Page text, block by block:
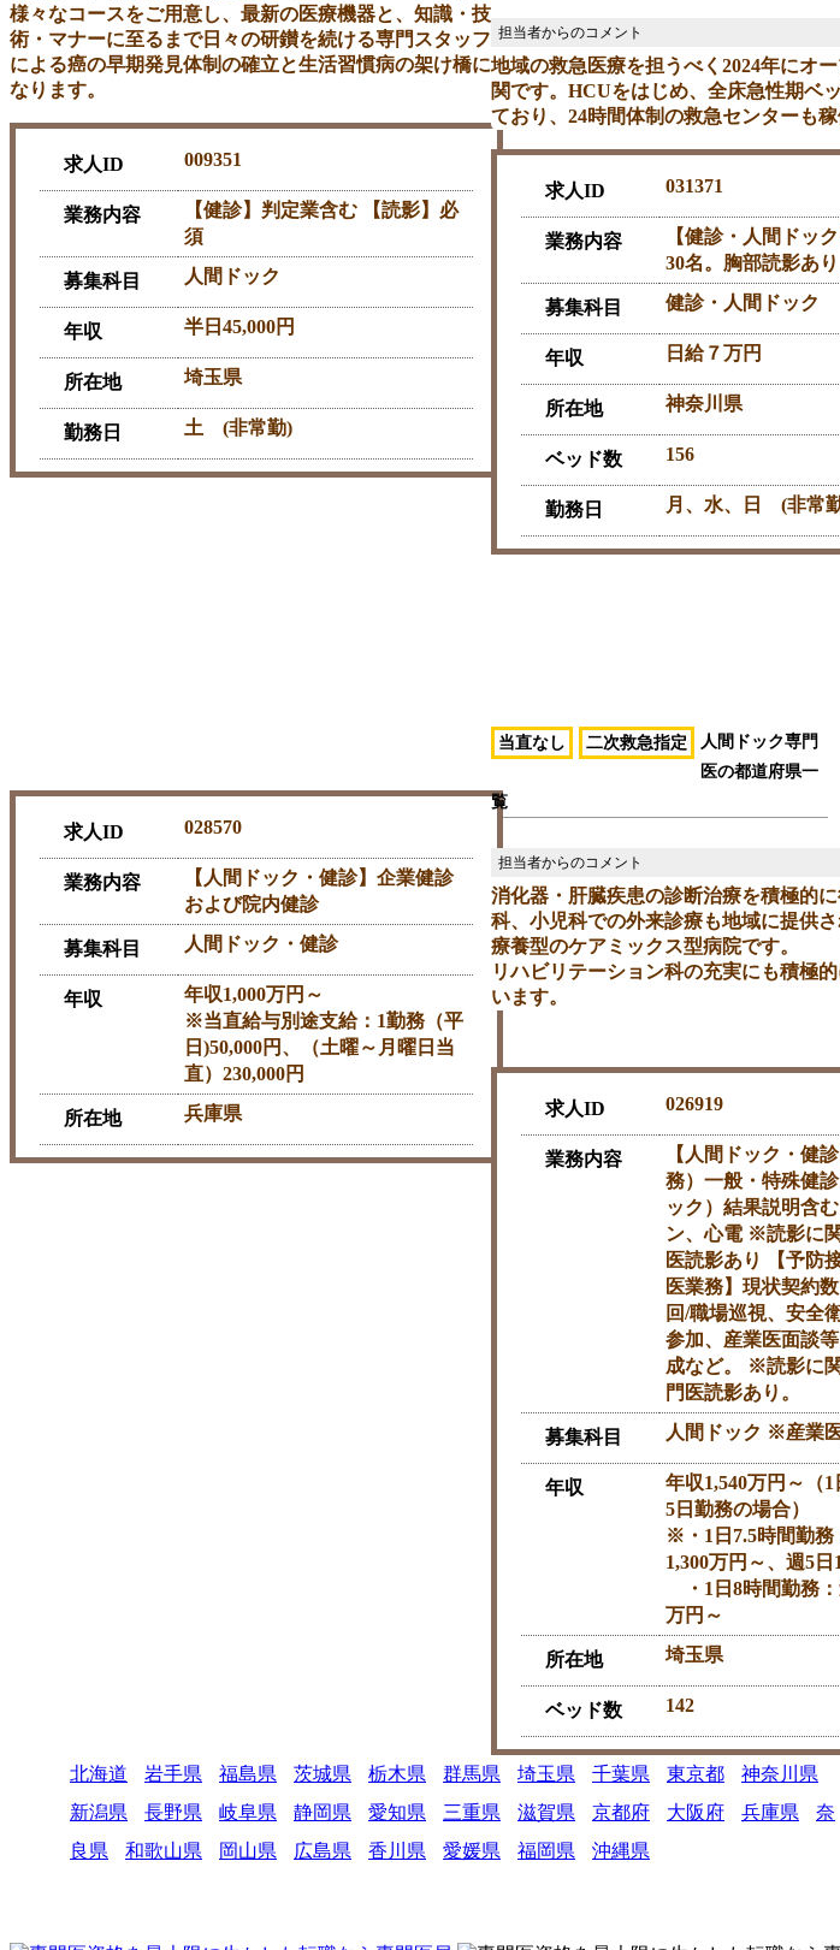
様々なコースをご用意し、最新の医療機器と、知識・技
術・マナーに至るまで日々の研鑚を続ける専門スタッフ
による癌の早期発見体制の確立と生活習慣病の架け橋に
なります。
求人ID 009351
業務内容
【健診】判定業含む 【読影】必
須
募集科目 人間ドック
年収 半日45,000円
所在地 埼玉県
勤務日 土 (非常勤)
地域の救急医療を担うべく2024年にオ
関です。HCUをはじめ、全床急性期ベ
ており、24時間体制の救急センターも稼
求人ID 031371
業務内容
【健診・人間ドッ
30名。胸部読影あり
募集科目 健診・人間ドック
年収 日給７万円
所在地 神奈川県
ベッド数 156
勤務日 月、水、日 (非常
求人ID 028570
業務内容
【人間ドック・健診】企業健診
および院内健診
募集科目 人間ドック・健診
年収
年収1,000万円～
※当直給与別途支給：1勤務（平
日)50,000円、（土曜～月曜日当
直）230,000円
所在地 兵庫県
当直なし 二次救急指定
消化器・肝臓疾患の診断治療を積極的
科、小児科での外来診療も地域に提供さ
療養型のケアミックス型病院です。
リハビリテーション科の充実にも積極
います。
求人ID 026919
業務内容
【人間ドック・健
務）一般・特殊健
ック）結果説明含
ン、心電 ※読影に
医読影あり 【予防
医業務】現状契約
回/職場巡視、安全
参加、産業医面談
成など。 ※読影に
門医読影あり。
募集科目 人間ドック ※産業
年収
年収1,540万円～（
5日勤務の場合）
※・1日7.5時間勤務
1,300万円～、週5日
・1日8時間勤務：
万円～
所在地 埼玉県
ベッド数 142
人間ドック専門
医の都道府県一
覧
北海道 岩手県 福島県 茨城県 栃木県 群馬県 埼玉県 千葉県 東京都
神奈川県
新潟県
長野県 岐阜県 静岡県 愛知県 三重県 滋賀県 京都府 大阪府 兵庫県
奈
良県
和歌山県 岡山県 広島県 香川県 愛媛県 福岡県 沖縄県